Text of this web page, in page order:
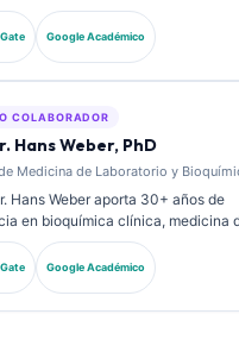
en medicina de laboratorio y
Tiene certificaciones de
clínica y ha publicado
Google Académico
COLABORADOR
Hans Weber, PhD
Medicina de Laboratorio y
Hans Weber aporta 30+ años de
en bioquímica clínica, medicina
e investigación de biomarcadores.
de la Sociedad Alemana de
especializa en análisis de paneles
Google Académico